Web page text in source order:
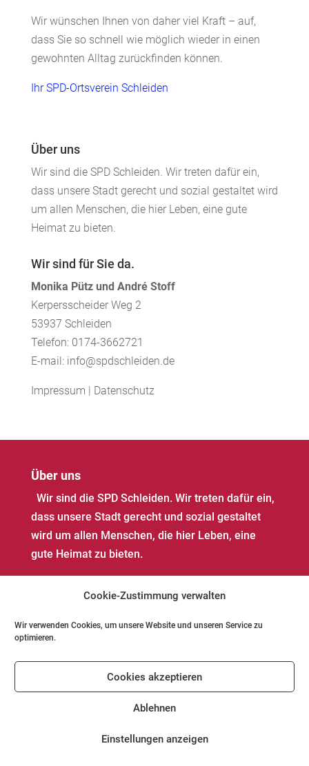
Cookie-Zustimmung verwalten
Wir verwenden Cookies, um unsere Website und unseren Service zu
optimieren.
Cookies akzeptieren
Ablehnen
Einstellungen anzeigen
Wir wünschen Ihnen von daher viel Kraft – auf,
dass Sie so schnell wie möglich wieder in einen
gewohnten Alltag zurückfinden können.
Ihr SPD-Ortsverein Schleiden
Über uns
Wir sind die SPD Schleiden. Wir treten dafür ein,
dass unsere Stadt gerecht und sozial gestaltet wird
um allen Menschen, die hier Leben, eine gute
Heimat zu bieten.
Wir sind für Sie da.
Monika Pütz und André Stoff
Kerpersscheider Weg 2
53937 Schleiden
Telefon: 0174-3662721
E-mail: info@spdschleiden.de
Impressum Datenschutz
Über uns
Wir sind die SPD Schleiden. Wir treten dafür ein,
dass unsere Stadt gerecht und sozial gestaltet
wird um allen Menschen, die hier Leben, eine
gute Heimat zu bieten.
Datenschutz
Cookie-Richtlinie (EU)